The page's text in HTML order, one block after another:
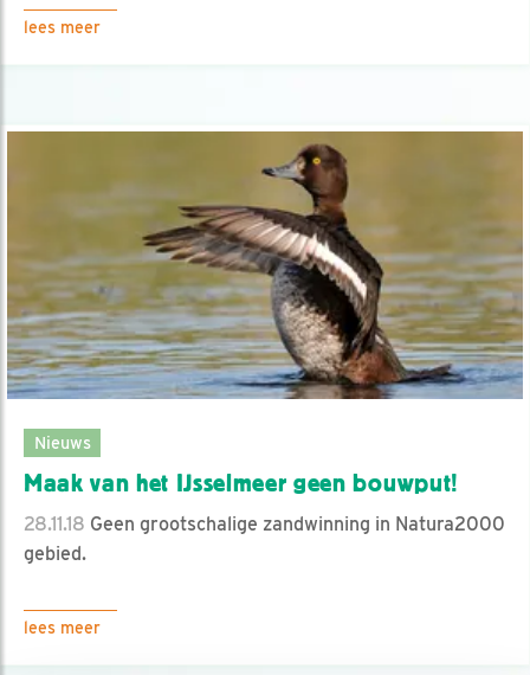
lees meer
Nieuws
Maak van het IJsselmeer geen bouwput!
28.11.18 Geen grootschalige zandwinning in Natura2000
gebied.
lees meer